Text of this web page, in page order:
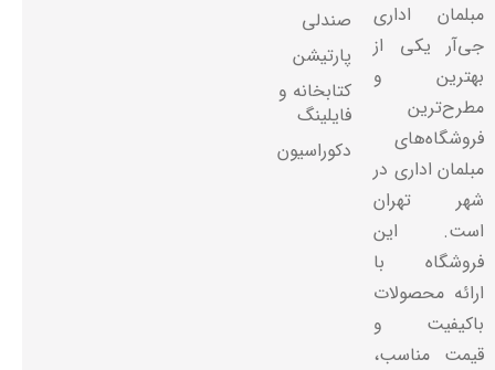
مبلمان اداری
جی‌آر یکی از
بهترین و
مطرح‌ترین
فروشگاه‌های
مبلمان اداری در
شهر تهران
است. این
فروشگاه با
ارائه محصولات
باکیفیت و
قیمت مناسب،
صندلی
پارتیشن
کتابخانه و
فایلینگ
دکوراسیون